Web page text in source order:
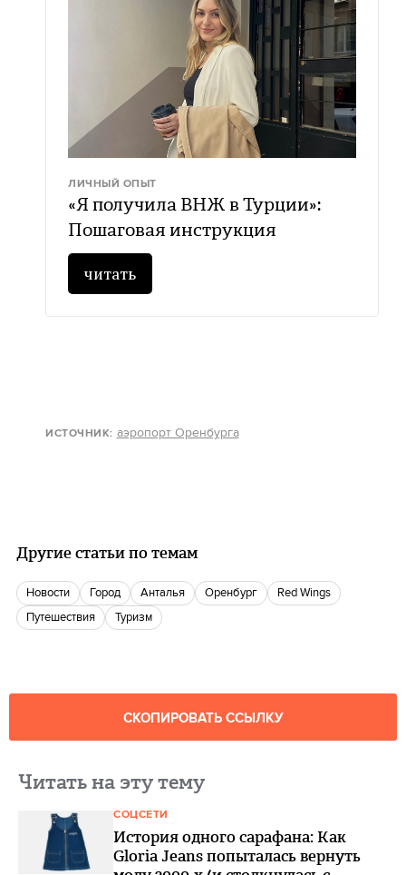
ЛИЧНЫЙ ОПЫТ
«Я получила ВНЖ в Турции»:
Пошаговая инструкция
читать
ИСТОЧНИК: аэропорт Оренбурга
Другие статьи по темам
новости город Анталья Оренбург
Red Wings
путешествия
туризм
СКОПИРОВАТЬ ССЫЛКУ
Читать на эту тему
СОЦСЕТИ
История одного сарафана: Как
Gloria Jeans попыталась вернуть